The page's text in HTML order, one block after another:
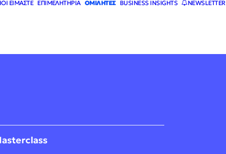
ΕΙΜΑΣΤΕ ΕΠΙΜΕΛΗΤΗΡΙΑ ΟΜΙΛΗΤΕΣ BUSINESS INSIGHTS NEWSLETTER